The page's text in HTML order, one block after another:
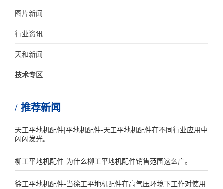
图片新闻
行业资讯
天和新闻
技术专区
推荐新闻
天工平地机配件|平地机配件-天工平地机配件在不同行业应用中
闪闪发光。
柳工平地机配件-为什么柳工平地机配件销售范围这么广。
徐工平地机配件-当徐工平地机配件在高气压环境下工作对使用